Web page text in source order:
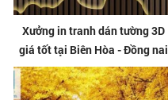
Xưởng in tranh dán tường 3D
giá tốt tại Biên Hòa - Đồng nai